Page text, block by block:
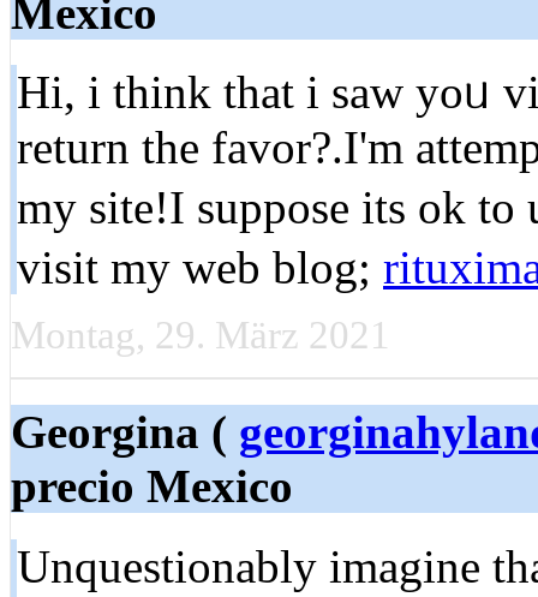
Mexico
Hi, i think that i saw yoᥙ
return the favor?.I'm
my site!I suppose its ok
visit my web blog;
Montag, 29. März 2021
Georgina (
precio Mexico
Unquеstionably imagine